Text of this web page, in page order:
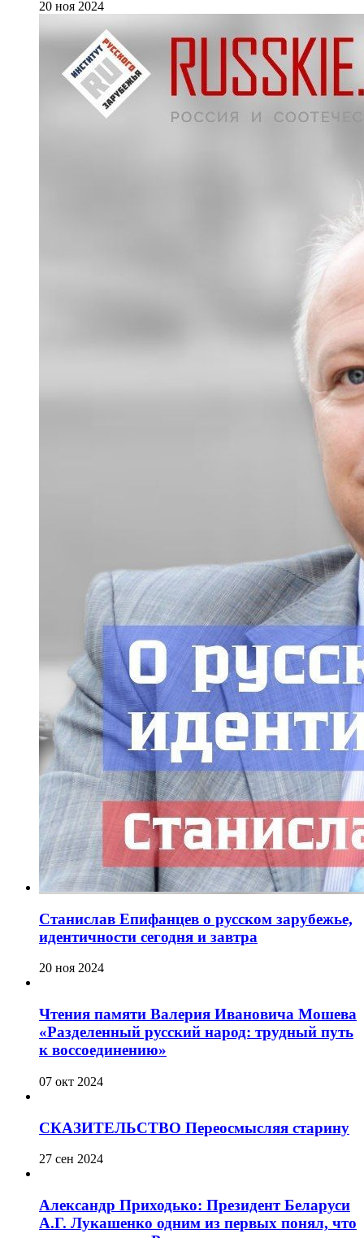
20 ноя 2024
Станислав Епифанцев о русском зарубежье,
идентичности сегодня и завтра
20 ноя 2024
Чтения памяти Валерия Ивановича Мошева
«Разделенный русский народ: трудный путь
к воссоединению»
07 окт 2024
СКАЗИТЕЛЬСТВО Переосмысляя старину
27 сен 2024
Александр Приходько: Президент Беларуси
А.Г. Лукашенко одним из первых понял, что